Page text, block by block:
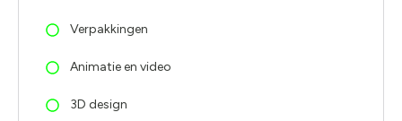
Verpakkingen
Animatie en video
3D design